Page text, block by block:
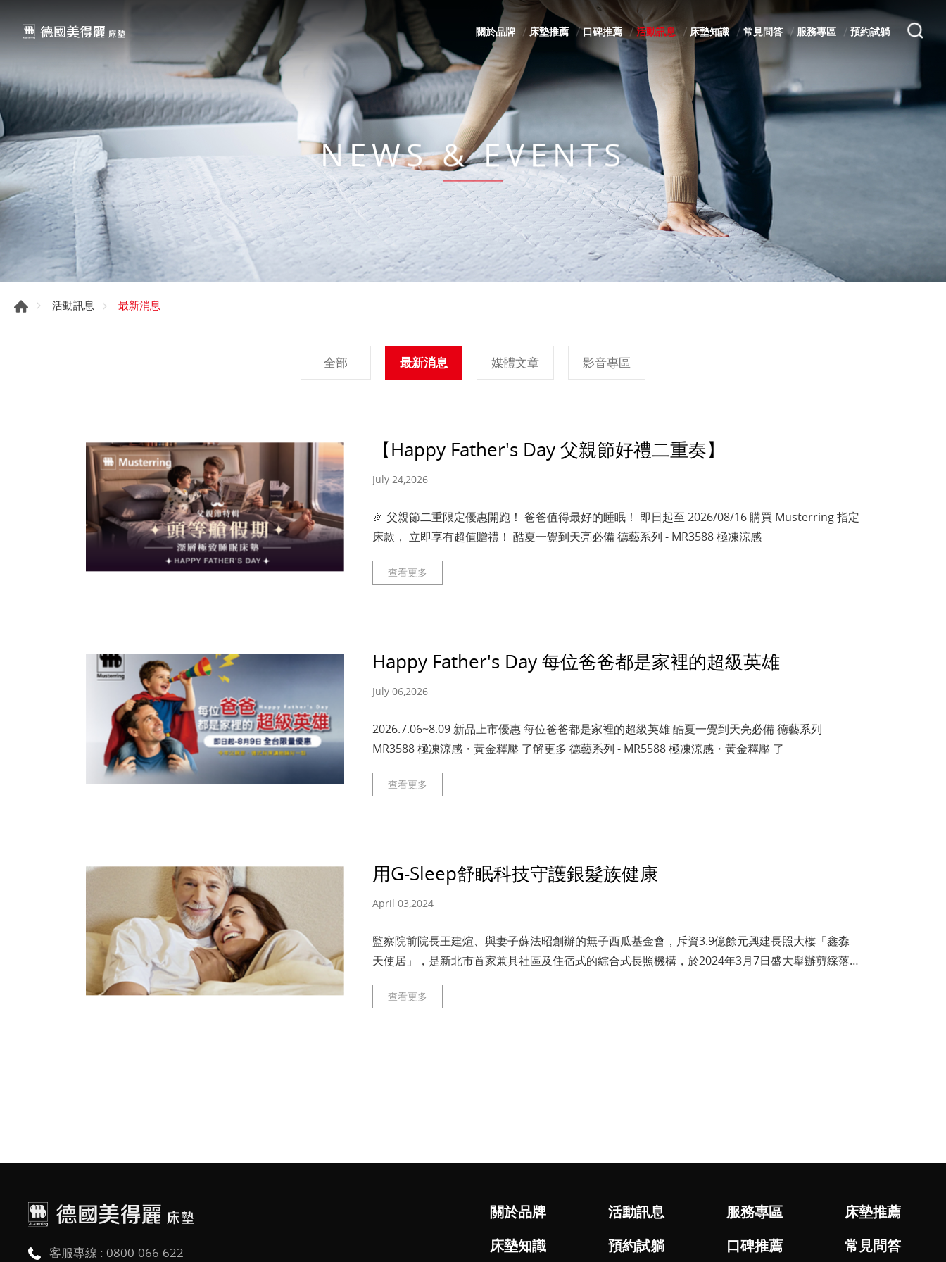
關於品牌 床墊推薦 口碑推薦 活動訊息 床墊知識 常見問答 服務專區 預約試躺
NEWS & EVENTS
活動訊息 最新消息
全部 最新消息 媒體文章 影音專區
【Happy Father's Day 父親節好禮二重奏】
July 24,2026
🎉 父親節二重限定優惠開跑！ 爸爸值得最好的睡眠！ 即日起至 2026/08/16 購買 Musterring 指定
床款， 立即享有超值贈禮！ 酷夏一覺到天亮必備 德藝系列 - MR3588 極凍涼感
查看更多
Happy Father's Day 每位爸爸都是家裡的超級英雄
July 06,2026
2026.7.06~8.09 新品上市優惠 每位爸爸都是家裡的超級英雄 酷夏一覺到天亮必備 德藝系列 -
MR3588 極凍涼感・黃金釋壓 了解更多 德藝系列 - MR5588 極凍涼感・黃金釋壓 了
查看更多
用G-Sleep舒眠科技守護銀髮族健康
April 03,2024
監察院前院長王建煊、與妻子蘇法昭創辦的無子西瓜基金會，斥資3.9億餘元興建長照大樓「鑫淼
天使居」，是新北市首家兼具社區及住宿式的綜合式長照機構，於2024年3月7日盛大舉辦剪綵落
成典禮，由新北市長侯友
查看更多
關於品牌 活動訊息 服務專區
床墊推薦
床墊知識
預約試躺 口碑推薦 常見問答
客服專線 : 0800-066-622